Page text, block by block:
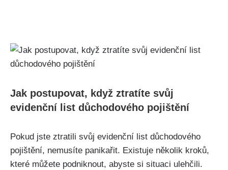
Jak postupovat, když ztratíte svůj
evidenční list důchodového pojištění
Pokud jste ztratili svůj evidenční list důchodového
pojištění, nemusíte panikařit. Existuje několik kroků,
které můžete podniknout, abyste si situaci ulehčili.